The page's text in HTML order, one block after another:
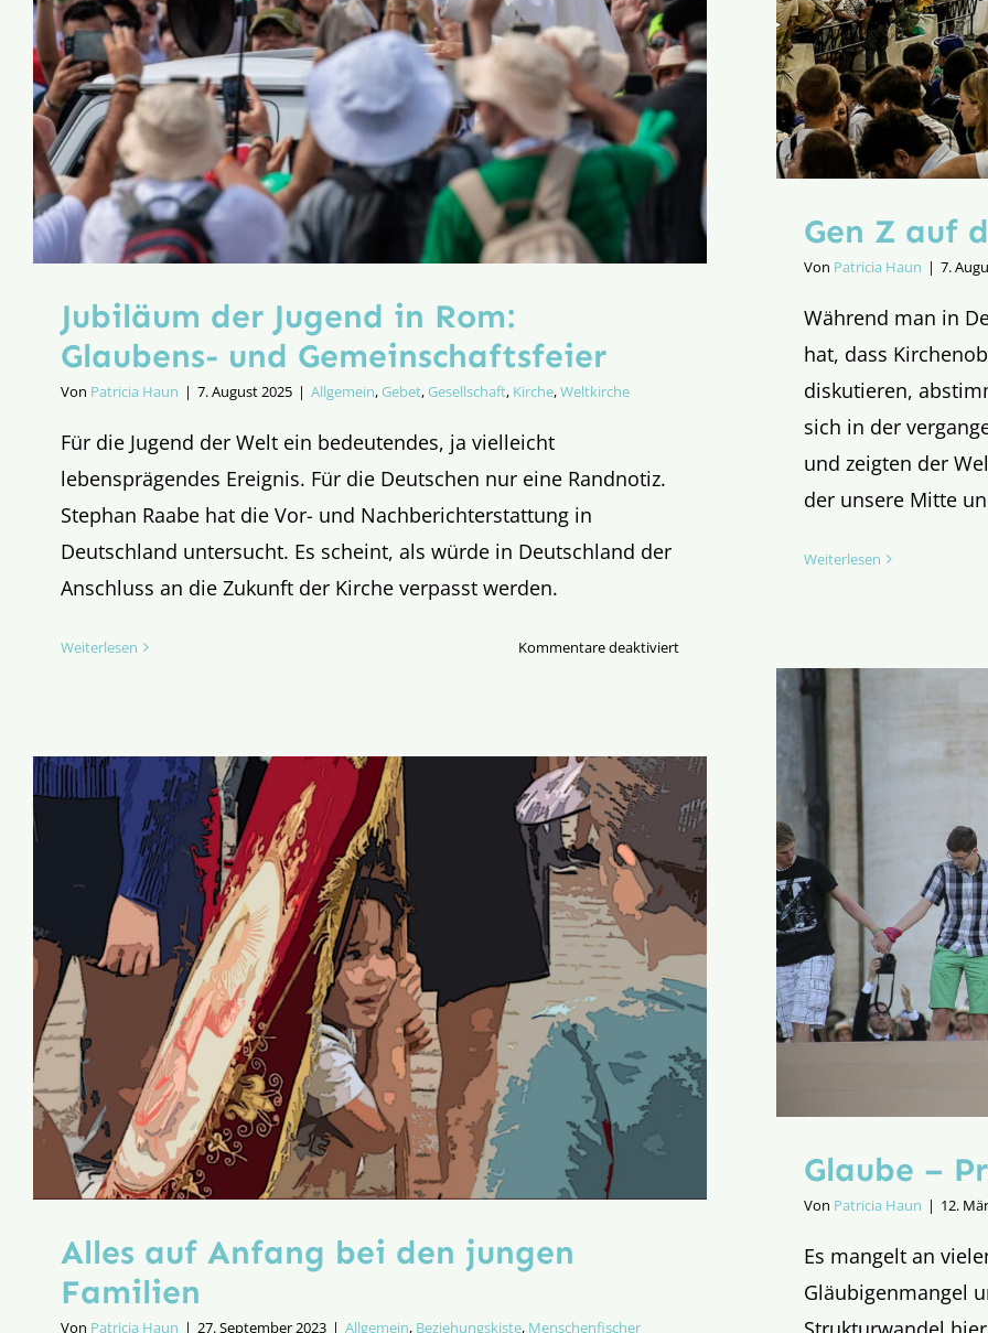
Gen Z auf
Von Patricia Haun | 7.
Während man in
hat, dass
diskutieren,
sich in der
und zeigten der
der unsere Mitte
Weiterlesen
Jubiläum der Jugend in Rom:
Glaubens- und Gemeinschaftsfeier
Von Patricia Haun | 7. August 2025 | Allgemein,Gebet,Gesellschaft, Kirche,Weltkirche
Für die Jugend der Welt ein bedeutendes, ja vielleicht
lebensprägendes Ereignis. Für die Deutschen nur eine Randnotiz.
Stephan Raabe hat die Vor- und Nachberichterstattung in
Deutschland untersucht. Es scheint, als würde in Deutschland der
Anschluss an die Zukunft der Kirche verpasst werden.
Weiterlesen Kommentare deaktiviertfür
in
Rom:
Glaubens-
und
Gemeinschaftsfeier
Glaube –
Von Patricia Haun | 12.
Es mangelt an
Gläubigenmangel
Alles auf Anfang bei den jungen
Familien
Von Patricia Haun | 27. September 2023 | Allgemein, Beziehungskiste, Menschenfischer